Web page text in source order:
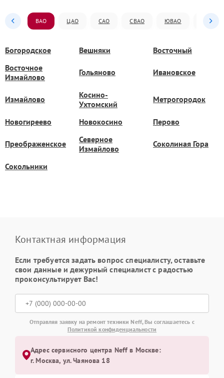
ВАО ЦАО САО СВАО ЮВАО ЮАО
Богородское Вешняки
Восточный
Восточное
Измайлово
Гольяново Ивановское
Измайлово
Косино-
Ухтомский
Метрогородок
Новогиреево Новокосино Перово
Преображенское
Северное
Измайлово
Соколиная Гора
Сокольники
Контактная информация
Если требуется задать вопрос специалисту, оставьте
свои данные и дежурный специалист с радостью
проконсультирует Вас!
Отправляя заявку на ремонт техники Neff, Вы соглашаетесь с
Политикой конфиденциальности
Адрес сервисного центра Neff в Москве:
г. Москва, ул. Чаянова 18